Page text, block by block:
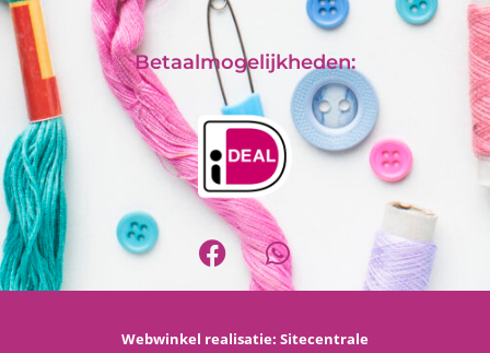
Betaalmogelijkheden:
Webwinkel realisatie: Sitecentrale